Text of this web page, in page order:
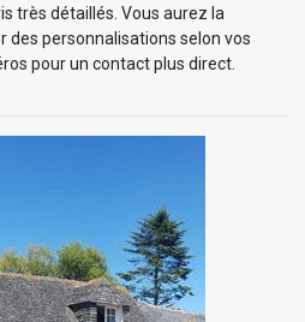
très détaillés. Vous aurez la
des personnalisations selon vos
pour un contact plus direct.